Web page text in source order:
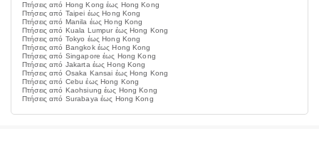
Πτήσεις από Hong Kong έως Hong Kong
Πτήσεις από Taipei έως Hong Kong
Πτήσεις από Manila έως Hong Kong
Πτήσεις από Kuala Lumpur έως Hong Kong
Πτήσεις από Tokyo έως Hong Kong
Πτήσεις από Bangkok έως Hong Kong
Πτήσεις από Singapore έως Hong Kong
Πτήσεις από Jakarta έως Hong Kong
Πτήσεις από Osaka Kansai έως Hong Kong
Πτήσεις από Cebu έως Hong Kong
Πτήσεις από Kaohsiung έως Hong Kong
Πτήσεις από Surabaya έως Hong Kong